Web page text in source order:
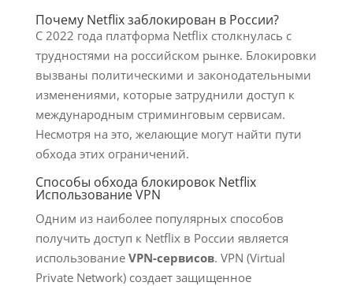
Почему Netflix заблокирован в России?
С 2022 года платформа Netflix столкнулась с
трудностями на российском рынке. Блокировки
вызваны политическими и законодательными
изменениями, которые затруднили доступ к
международным стриминговым сервисам.
Несмотря на это, желающие могут найти пути
обхода этих ограничений.
Способы обхода блокировок Netflix
Использование VPN
Одним из наиболее популярных способов
получить доступ к Netflix в России является
использование VPN-сервисов. VPN (Virtual
Private Network) создает защищенное